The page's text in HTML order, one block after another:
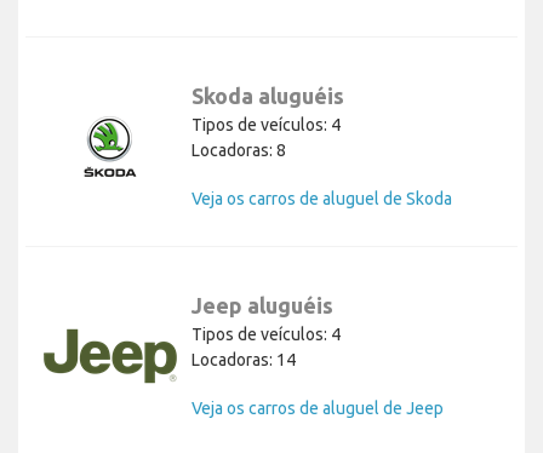
Skoda aluguéis
Tipos de veículos: 4
Locadoras: 8
Veja os carros de aluguel de Skoda
Jeep aluguéis
Tipos de veículos: 4
Locadoras: 14
Veja os carros de aluguel de Jeep